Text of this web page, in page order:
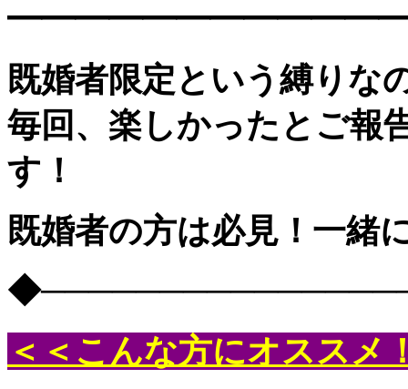
既婚者限定という縛りな
毎回、楽しかったとご報
す！
既婚者の方は必見！一緒
＜＜こんな方にオススメ